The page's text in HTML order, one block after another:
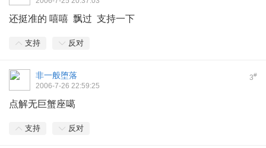
还挺准的 嘻嘻 飘过 支持一下
支持 反对
3#
非一般堕落
2006-7-26 22:59:25
点解无巨蟹座噶
支持 反对